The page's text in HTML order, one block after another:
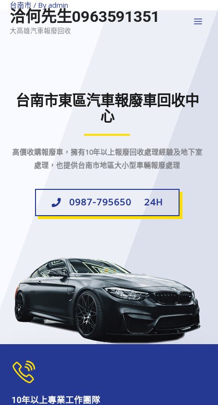
洽何先生0963591351
大高雄汽車報廢回收
台南市 / Byadmin
台南市東區汽車報廢車回收中
心
高價收購報廢車，擁有10年以上報廢回收處理經驗及地下室
處理，也提供台南市地區大小型車輛報廢處理
0987-795650 24H
10年以上專業工作團隊